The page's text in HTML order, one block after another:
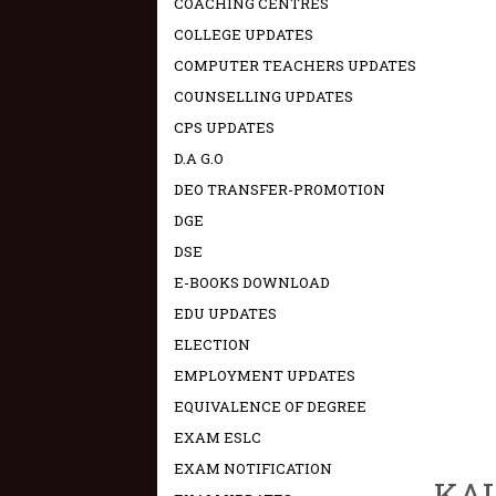
COLLEGE UPDATES
COMPUTER TEACHERS UPDATES
COUNSELLING UPDATES
CPS UPDATES
D.A G.O
DEO TRANSFER-PROMOTION
DGE
DSE
E-BOOKS DOWNLOAD
EDU UPDATES
ELECTION
EMPLOYMENT UPDATES
EQUIVALENCE OF DEGREE
EXAM ESLC
EXAM NOTIFICATION